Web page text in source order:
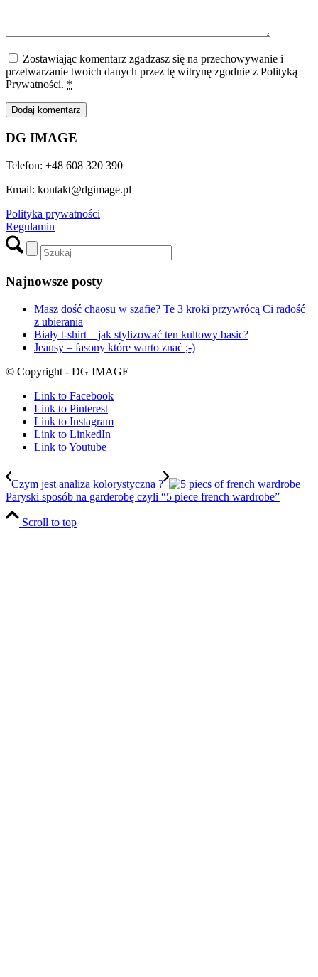
Zostawiając komentarz zgadzasz się na przechowywanie i
przetwarzanie twoich danych przez tę witrynę zgodnie z Polityką
Prywatności. *
DG IMAGE
Telefon: +48 608 320 390
Email: kontakt@dgimage.pl
Polityka prywatności
Regulamin
Najnowsze posty
Masz dość chaosu w szafie? Te 3 kroki przywrócą Ci radość
z ubierania
Biały t-shirt – jak stylizować ten kultowy basic?
Jeansy – fasony które warto znać ;-)
© Copyright - DG IMAGE
Link to Facebook
Link to Pinterest
Link to Instagram
Link to LinkedIn
Link to Youtube
Czym jest analiza kolorystyczna ?
Paryski sposób na garderobę czyli “5 piece french wardrobe”
Scroll to top